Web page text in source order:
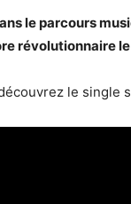
le parcours
révolutionnaire
le single